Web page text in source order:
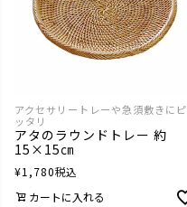
アクセサリートレーや急須敷きにピ
ッタリ
アタのラウンドトレー 約
15×15㎝
¥1,780税込
カートに入れる